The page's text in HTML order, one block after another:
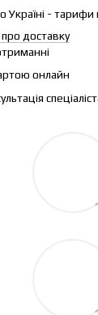
Україні - тарифи
доставку
онлайн